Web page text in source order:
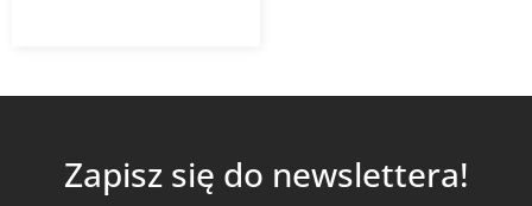
Zapisz się do newslettera!